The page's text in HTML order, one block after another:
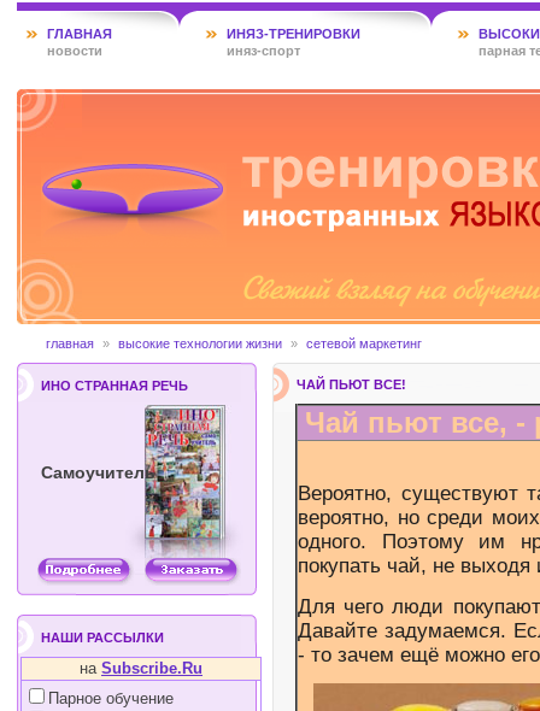
ГЛАВНАЯ
новости
ИНЯЗ-ТРЕНИРОВКИ
иняз-спорт
парная
главная » высокие технологии жизни » сетевой маркетинг
ИНО СТРАННАЯ РЕЧЬ
Самоучитель
НАШИ РАССЫЛКИ
на Subscribe.Ru
Парное обучение
ЧАЙ ПЬЮТ ВСЕ!
Чай пьют все, -
Вероятно, существуют
вероятно, но среди
одного. Поэтому им
покупать чай, не выходя
Для чего люди
Давайте задумаемся.
- то зачем ещё можно его